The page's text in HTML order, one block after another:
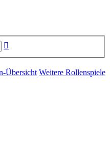
Übersicht Weitere Rollenspiele